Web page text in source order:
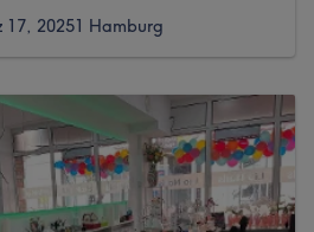
20251 Hamburg